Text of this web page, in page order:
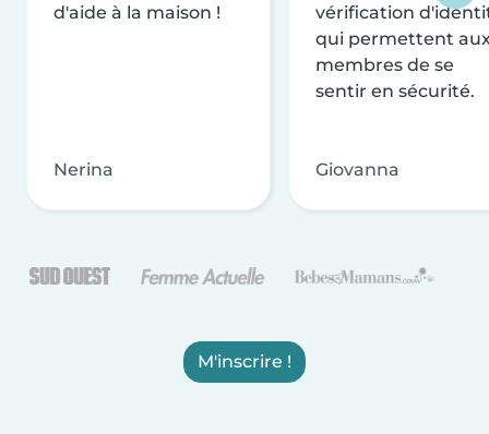
d'aide à la maison !
Nerina
vérification
qui permettent
membres de se
sentir en sécurité.
Giovanna
M'inscrire !